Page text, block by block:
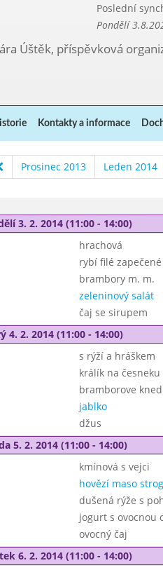
Poslední
Pondělí
Úštěk, příspěvková
Kontakty a informace
Prosinec 2013 Leden 2014
3. 2. 2014 (11:00 - 14:00)
hrachová
rybí filé
brambory m. m.
zeleninový salát
čaj se sirupem
4. 2. 2014 (11:00 - 14:00)
s rýží a hráškem
králík na česneku
bramborove
jablko
džus
5. 2. 2014 (11:00 - 14:00)
kmínová s vejci
hovězí maso
dušená rýže s
jogurt s ovocnou
ovocný čaj
6. 2. 2014 (11:00 - 14:00)